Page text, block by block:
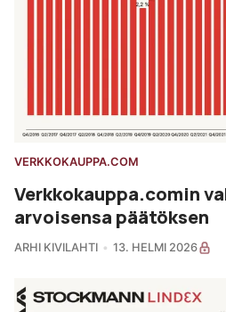
VERKKOKAUPPA.COM
Verkkokauppa.comin
arvoisensa päätöksen
ARHI KIVILAHTI 13. HELMI 2026